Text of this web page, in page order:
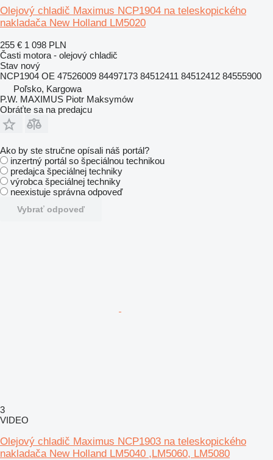
Olejový chladič Maximus NCP1904 na teleskopického
nakladača New Holland LM5020
255 € 1 098 PLN
Časti motora - olejový chladič
Stav nový
NCP1904 OE 47526009 84497173 84512411 84512412 84555900
Poľsko, Kargowa
P.W. MAXIMUS Piotr Maksymów
Obráťte sa na predajcu
Ako by ste stručne opísali náš portál?
inzertný portál so špeciálnou technikou
predajca špeciálnej techniky
výrobca špeciálnej techniky
neexistuje správna odpoveď
Vybrať odpoveď
3
VIDEO
Olejový chladič Maximus NCP1903 na teleskopického
nakladača New Holland LM5040 ,LM5060, LM5080